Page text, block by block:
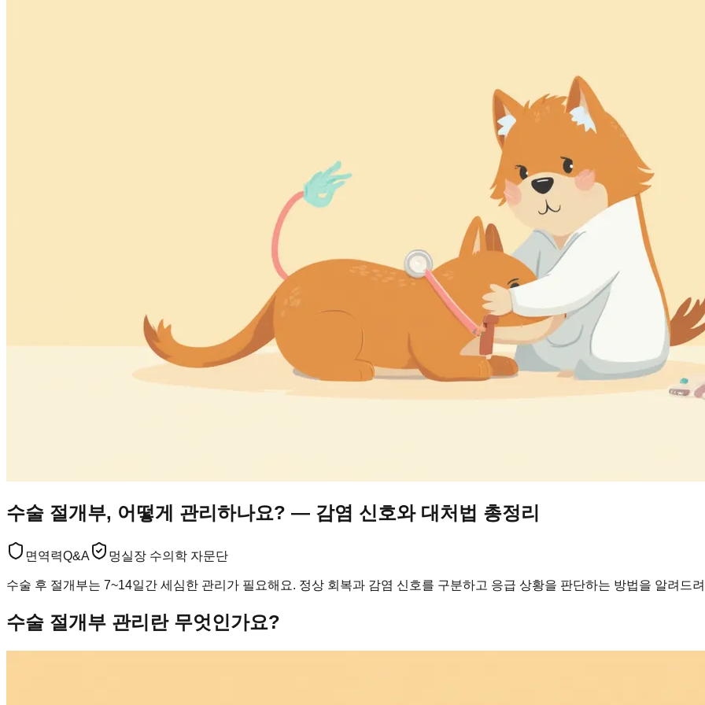
수술 절개부, 어떻게 관리하나요? — 감염 신호와 대처법 총정리
면역력Q&A 멍실장 수의학 자문단
수술 후 절개부는 7~14일간 세심한 관리가 필요해요. 정상 회복과 감염 신호를 구분하고 응급 상황을 판단하는 방법을 알려드
수술 절개부 관리란 무엇인가요?